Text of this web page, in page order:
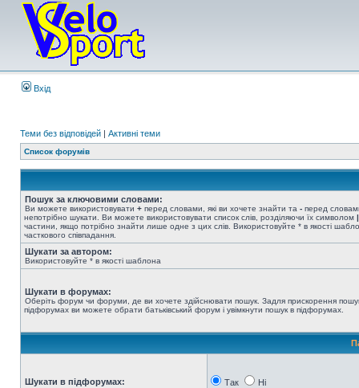
Вхід
Теми без відповідей | Активні теми
Список форумів
Пошук за ключовими словами:
Ви можете використовувати + перед словами, які ви хочете знайти та - перед
непотрібно шукати. Ви можете використовувати список слів, розділяючи їх символом |
частини, якщо потрібно знайти лише одне з цих слів. Використовуйте * в якості
часткового співпадання.
Шукати за автором:
Використовуйте * в якості шаблона
Шукати в форумах:
Оберіть форум чи форуми, де ви хочете здійснювати пошук. Задля прискорення
підфорумах ви можете обрати батьківський форум і увімкнути пошук в підфорумах.
Шукати в підфорумах: Так Ні